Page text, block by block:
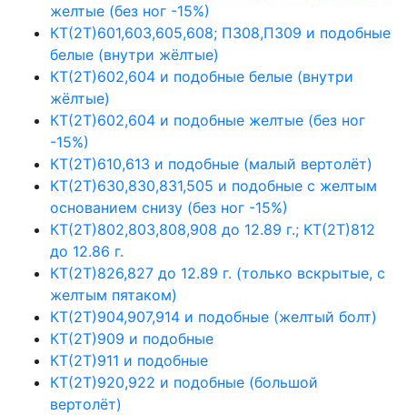
желтые (без ног -15%)
КТ(2Т)601,603,605,608; П308,П309 и подобные
белые (внутри жёлтые)
КТ(2Т)602,604 и подобные белые (внутри
жёлтые)
КТ(2Т)602,604 и подобные желтые (без ног
-15%)
КТ(2Т)610,613 и подобные (малый вертолёт)
КТ(2Т)630,830,831,505 и подобные с желтым
основанием снизу (без ног -15%)
КТ(2Т)802,803,808,908 до 12.89 г.; КТ(2Т)812
до 12.86 г.
КТ(2Т)826,827 до 12.89 г. (только вскрытые, с
желтым пятаком)
КТ(2Т)904,907,914 и подобные (желтый болт)
КТ(2Т)909 и подобные
КТ(2Т)911 и подобные
КТ(2Т)920,922 и подобные (большой
вертолёт)